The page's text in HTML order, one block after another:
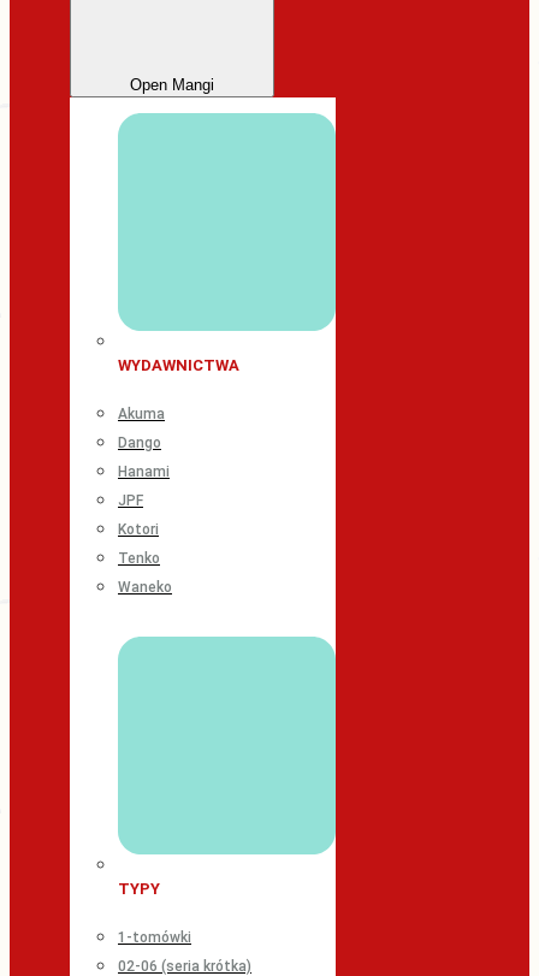
Open Mangi
WYDAWNICTWA
Akuma
Dango
Hanami
JPF
Kotori
Tenko
Waneko
TYPY
1-tomówki
02-06 (seria krótka)